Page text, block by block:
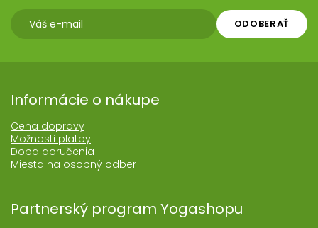
ODOBERAŤ
Informácie o nákupe
Cena dopravy
Možnosti platby
Doba doručenia
Miesta na osobný odber
Partnerský program Yogashopu